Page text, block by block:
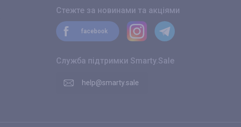
Стежте за новинами та акціями
facebook
Служба підтримки Smarty.Sale
help@smarty.sale